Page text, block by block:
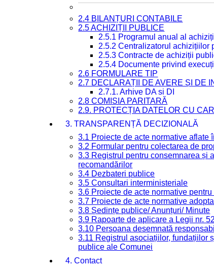
2.4 BILANȚURI CONTABILE
2.5 ACHIZIȚII PUBLICE
2.5.1 Programul anual al
2.5.2 Centralizatorul achizițiilor
2.5.3 Contracte de achiziții
2.5.4 Documente privind
2.6 FORMULARE TIP
2.7 DECLARAȚII DE AVERE ȘI DE
2.7.1. Arhive DA si DI
2.8 COMISIA PARITARĂ
2.9. PROTECȚIA DATELOR CU
3. TRANSPARENȚĂ DECIZIONALĂ
3.1 Proiecte de acte normative aflate
3.2 Formular pentru colectarea de
3.3 Registrul pentru consemnarea și
recomandărilor
3.4 Dezbateri publice
3.5 Consultari interministeriale
3.6 Proiecte de acte normative
3.7 Proiecte de acte normative
3.8 Ședințe publice/ Anunțuri/ Minute
3.9 Rapoarte de aplicare a Legii nr.
3.10 Persoana desemnată
3.11 Registrul asociațiilor, fundațiilor
publice ale Comunei
4. Contact